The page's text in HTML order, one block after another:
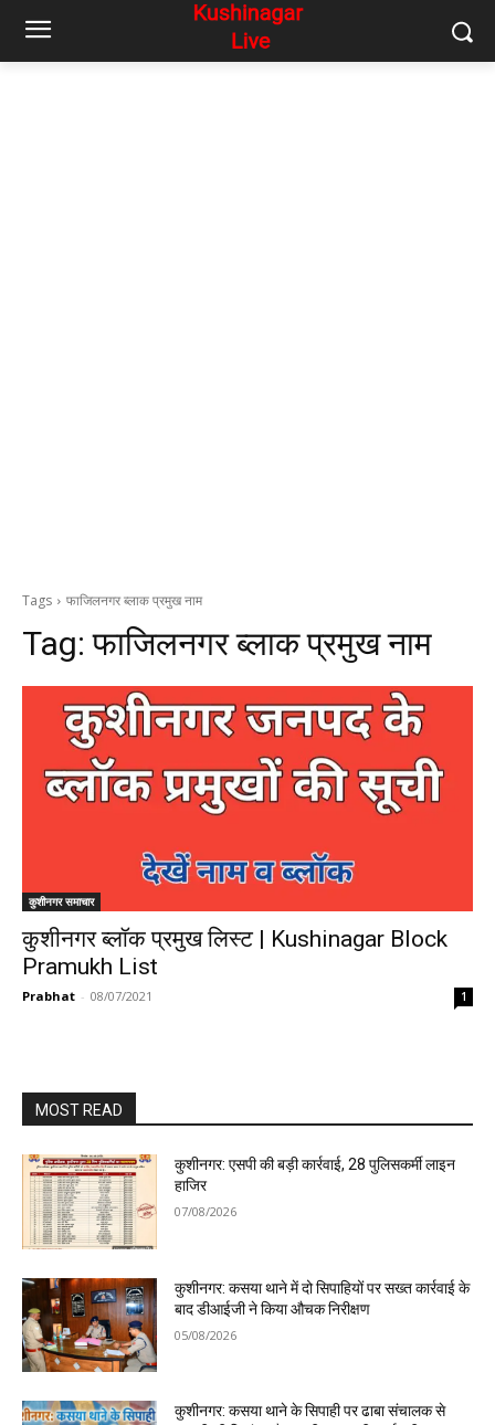
Tags फाजिलनगर ब्लाक प्रमुख नाम
Tag:फाजिलनगर ब्लाक प्रमुख नाम
कुशीनगर समाचार
कुशीनगर ब्लॉक प्रमुख लिस्ट | Kushinagar Block
Pramukh List
Prabhat - 08/07/2021 1
MOST READ
कुशीनगर: एसपी की बड़ी कार्रवाई, 28 पुलिसकर्मी लाइन
हाजिर
07/08/2026
कुशीनगर: कसया थाने में दो सिपाहियों पर सख्त कार्रवाई के
बाद डीआईजी ने किया औचक निरीक्षण
05/08/2026
कुशीनगर: कसया थाने के सिपाही पर ढाबा संचालक से